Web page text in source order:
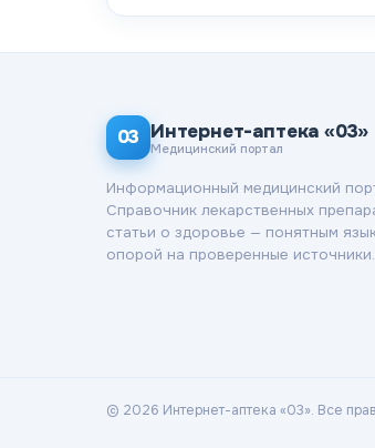
03 Интернет-аптека «03»
Медицинский портал
Информационный медицинский
Справочник лекарственных
статьи о здоровье — понятным
опорой на проверенные источники.
© 2026 Интернет-аптека «03». Все